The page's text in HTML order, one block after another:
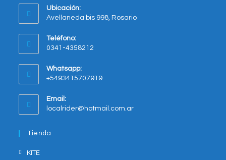
Ubicación:
Avellaneda bis 998, Rosario
in
new
tab
Teléfono:
0341-4358212
Whatsapp:
+5493415707919
in
Email:
localrider@hotmail.com.arOpens
Tienda
KITE